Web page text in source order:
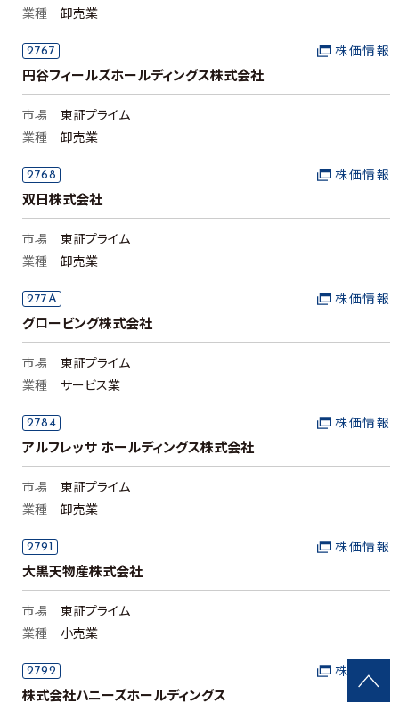
業種
卸売業
2767
円谷フィールズホールディングス株式会社
株価情報
市場
東証プライム
業種
卸売業
2768
双日株式会社
株価情報
市場
東証プライム
業種
卸売業
277A
グロービング株式会社
株価情報
市場
東証プライム
業種
サービス業
2784
アルフレッサ ホールディングス株式会社
株価情報
市場
東証プライム
業種
卸売業
2791
大黒天物産株式会社
株価情報
市場
東証プライム
業種
小売業
2792
株式会社ハニーズホールディングス
株価情報